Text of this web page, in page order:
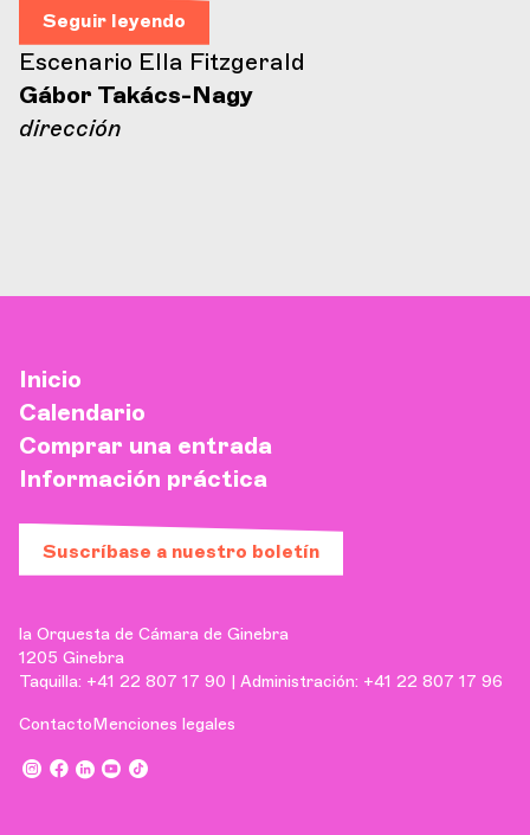
Seguir leyendo
Escenario Ella Fitzgerald
Gábor Takács-Nagy
dirección
Inicio
Calendario
Comprar una entrada
Información práctica
Suscríbase a nuestro boletín
la Orquesta de Cámara de Ginebra
1205 Ginebra
Taquilla: +41 22 807 17 90 | Administración: +41 22 807 17 96
ContactoMenciones legales